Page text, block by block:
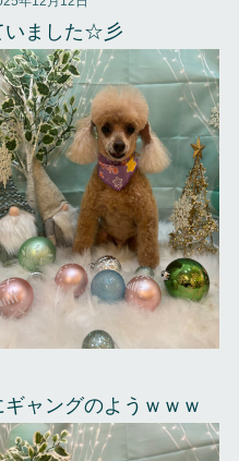
いました☆彡
ャングのようｗｗｗ